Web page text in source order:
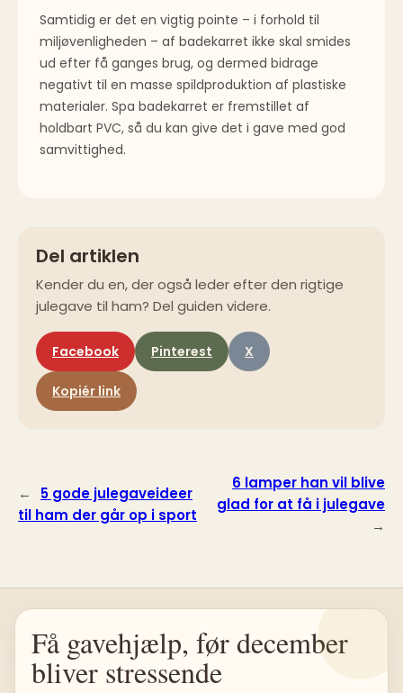
Samtidig er det en vigtig pointe – i forhold til
miljøvenligheden – af badekarret ikke skal smides
ud efter få ganges brug, og dermed bidrage
negativt til en masse spildproduktion af plastiske
materialer. Spa badekarret er fremstillet af
holdbart PVC, så du kan give det i gave med god
samvittighed.
Del artiklen
Kender du en, der også leder efter den rigtige
julegave til ham? Del guiden videre.
Facebook Pinterest X
Kopiér link
←
5 gode julegaveideer
til ham der går op i sport
6 lamper han vil blive
glad for at få i julegave
→
Få gavehjælp, før december
bliver stressende